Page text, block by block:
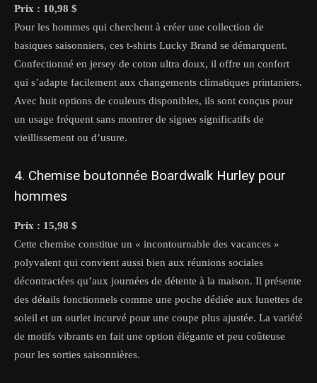
Prix : 10,98 $
Pour les hommes qui cherchent à créer une collection de
basiques saisonniers, ces t-shirts Lucky Brand se démarquent.
Confectionné en jersey de coton ultra doux, il offre un confort
qui s’adapte facilement aux changements climatiques printaniers.
Avec huit options de couleurs disponibles, ils sont conçus pour
un usage fréquent sans montrer de signes significatifs de
vieillissement ou d’usure.
4. Chemise boutonnée Boardwalk Hurley pour
hommes
Prix : 15,98 $
Cette chemise constitue un « incontournable des vacances »
polyvalent qui convient aussi bien aux réunions sociales
décontractées qu’aux journées de détente à la maison. Il présente
des détails fonctionnels comme une poche dédiée aux lunettes de
soleil et un ourlet incurvé pour une coupe plus ajustée. La variété
de motifs vibrants en fait une option élégante et peu coûteuse
pour les sorties saisonnières.